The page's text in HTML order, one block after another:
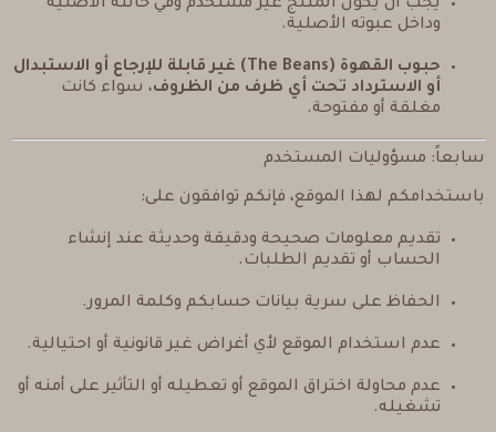
يجب أن يكون المنتج غير مستخدم وفي حالته الأصلية
وداخل عبوته الأصلية.
حبوب القهوة (The Beans) غير قابلة للإرجاع أو الاستبدال
أو الاسترداد تحت أي ظرف من الظروف، سواء كانت
مغلقة أو مفتوحة.
سابعاً: مسؤوليات المستخدم
باستخدامكم لهذا الموقع، فإنكم توافقون على:
تقديم معلومات صحيحة ودقيقة وحديثة عند إنشاء
الحساب أو تقديم الطلبات.
الحفاظ على سرية بيانات حسابكم وكلمة المرور.
عدم استخدام الموقع لأي أغراض غير قانونية أو احتيالية.
عدم محاولة اختراق الموقع أو تعطيله أو التأثير على أمنه أو
تشغيله.